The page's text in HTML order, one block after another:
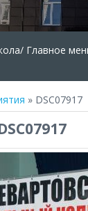
Главное
» DSC07917